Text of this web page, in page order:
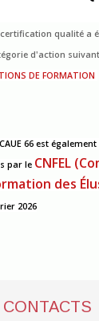
qualité a
d'action
DE FORMATION
66 est
par le CNFEL
des
2026
CONTACTS